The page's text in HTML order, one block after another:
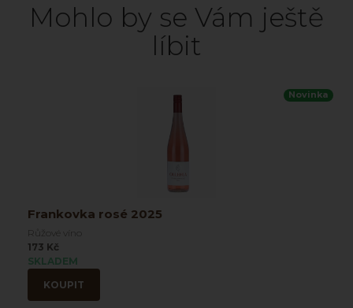
Mohlo by se Vám ještě
líbit
Novinka
Frankovka rosé 2025
Růžové víno
173 Kč
SKLADEM
KOUPIT